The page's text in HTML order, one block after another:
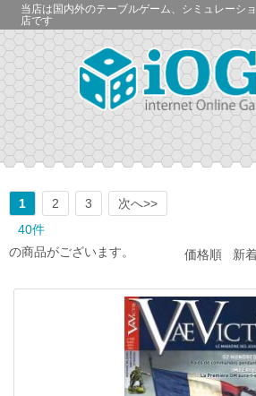
当店は国内外のテーブルゲーム、シミュレーシ
店です
1 2 3
次へ>>
40件
の商品がございます。
価格順 新